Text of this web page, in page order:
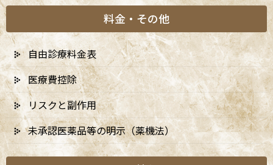
料金・その他
自由診療料金表
医療費控除
リスクと副作用
未承認医薬品等の明示（薬機法）